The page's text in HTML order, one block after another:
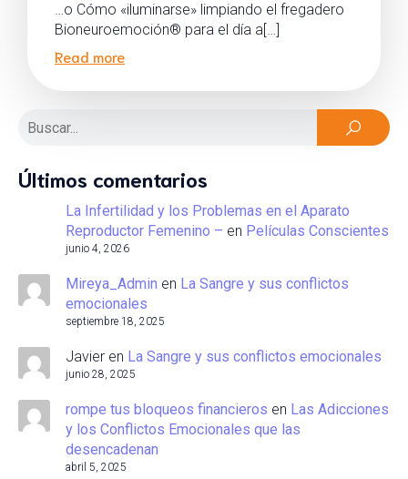
…o Cómo «iluminarse» limpiando el fregadero
Bioneuroemoción® para el día a[…]
Read more
Últimos comentarios
La Infertilidad y los Problemas en el Aparato
Reproductor Femenino – en Películas Conscientes
junio 4, 2026
Mireya_Admin en La Sangre y sus conflictos
emocionales
septiembre 18, 2025
Javier en La Sangre y sus conflictos emocionales
junio 28, 2025
rompe tus bloqueos financieros en Las Adicciones
y los Conflictos Emocionales que las
desencadenan
abril 5, 2025